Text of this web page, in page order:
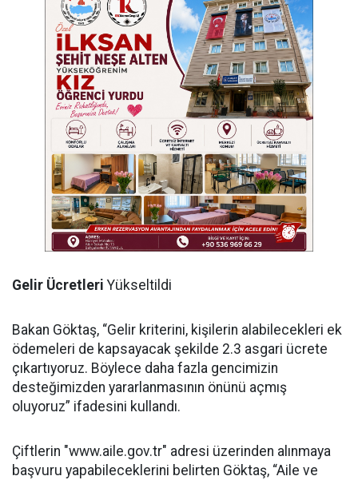
Gelir Ücretleri Yükseltildi
Bakan Göktaş, “Gelir kriterini, kişilerin alabilecekleri ek
ödemeleri de kapsayacak şekilde 2.3 asgari ücrete
çıkartıyoruz. Böylece daha fazla gencimizin
desteğimizden yararlanmasının önünü açmış
oluyoruz” ifadesini kullandı.
Çiftlerin "www.aile.gov.tr" adresi üzerinden alınmaya
başvuru yapabileceklerini belirten Göktaş, “Aile ve